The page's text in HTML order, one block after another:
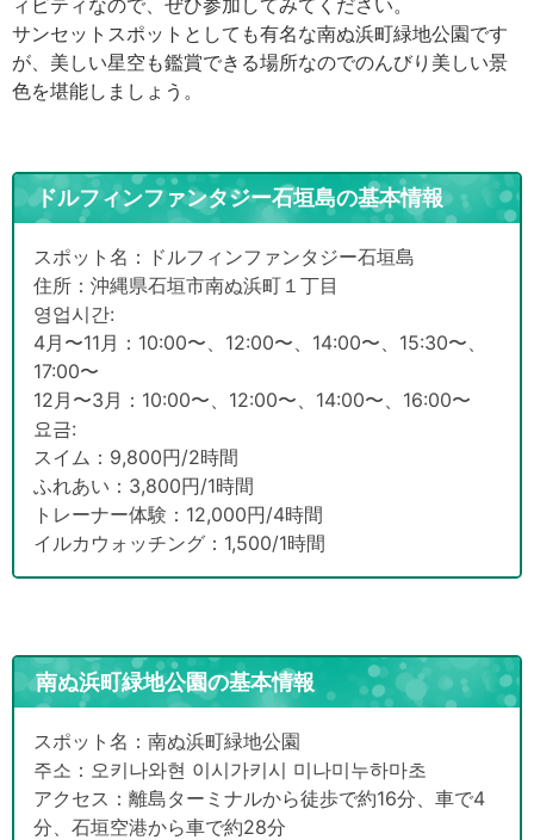
サンセットスポットとしても有名な南ぬ浜町緑地公園です
が、美しい星空も鑑賞できる場所なのでのんびり美しい景
色を堪能しましょう。
ドルフィンファンタジー石垣島の基本情報
スポット名：ドルフィンファンタジー石垣島
住所：沖縄県石垣市南ぬ浜町１丁目
영업시간:
4月〜11月：10:00〜、12:00〜、14:00〜、15:30〜、
17:00〜
12月〜3月：10:00〜、12:00〜、14:00〜、16:00〜
요금:
スイム：9,800円/2時間
ふれあい：3,800円/1時間
トレーナー体験：12,000円/4時間
イルカウォッチング：1,500/1時間
南ぬ浜町緑地公園の基本情報
スポット名：南ぬ浜町緑地公園
주소：오키나와현 이시가키시 미나미누하마초
アクセス：離島ターミナルから徒歩で約16分、車で4
分、石垣空港から車で約28分